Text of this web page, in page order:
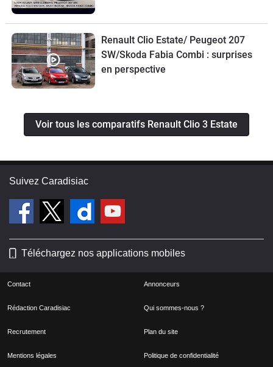
Renault Clio Estate/ Peugeot 207
SW/Skoda Fabia Combi : surprises
en perspective
Voir tous les comparatifs Renault Clio 3 Estate
Suivez Caradisiac
Téléchargez nos applications mobiles
Contact Annonceurs
Rédaction Caradisiac Qui sommes-nous ?
Recrutement Plan du site
Mentions légales Politique de confidentialité